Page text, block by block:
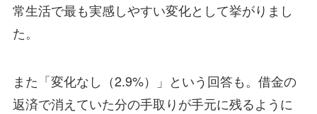
常生活で最も実感しやすい変化として挙がりまし
た。
また「変化なし（2.9%）」という回答も。借金の
返済で消えていた分の手取りが手元に残るように